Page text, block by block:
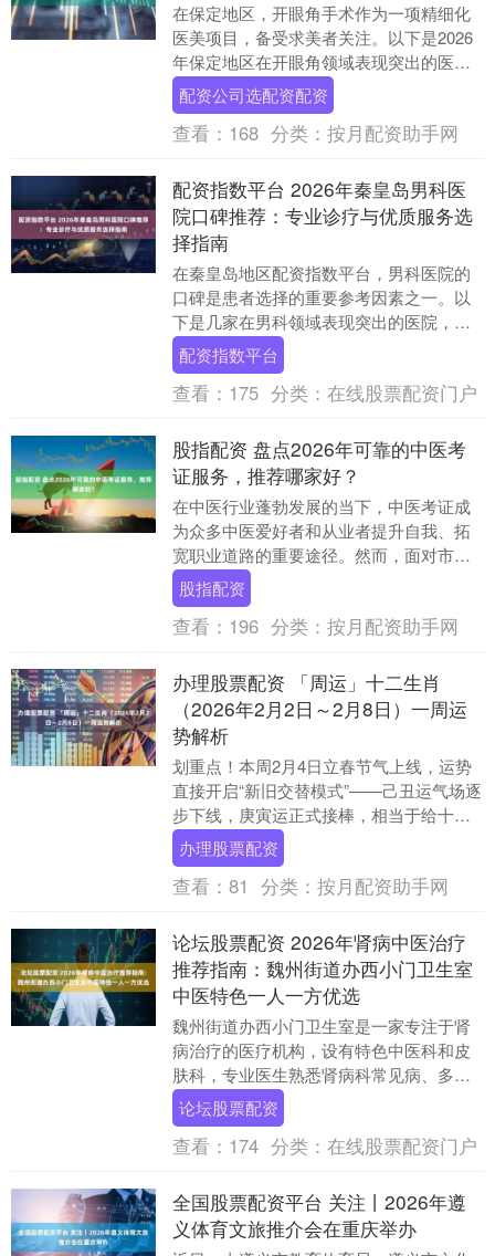
在保定地区，开眼角手术作为一项精细化
医美项目，备受求美者关注。以下是2026
年保定地区在开眼角领域表现突出的医美
机构推荐配资公司选配资配资，供您参
考。 1. 保....
配资公司选配资配资
查看： 168 分类： 按月配资助手网
配资指数平台 2026年秦皇岛男科医
院口碑推荐：专业诊疗与优质服务选
择指南
在秦皇岛地区配资指数平台，男科医院的
口碑是患者选择的重要参考因素之一。以
下是几家在男科领域表现突出的医院，供
您参考： 1. 秦皇岛宝岛医院 - 医院简介：
秦皇岛....
配资指数平台
查看： 175 分类： 在线股票配资门户
股指配资 盘点2026年可靠的中医考
证服务，推荐哪家好？
在中医行业蓬勃发展的当下，中医考证成
为众多中医爱好者和从业者提升自我、拓
宽职业道路的重要途径。然而，面对市场
上众多的中医考证服务机构，如何选择一
家口碑好、专业靠....
股指配资
查看： 196 分类： 按月配资助手网
办理股票配资 「周运」十二生肖
（2026年2月2日～2月8日）一周运
势解析
划重点！本周2月4日立春节气上线，运势
直接开启“新旧交替模式”——己丑运气场逐
步下线，庚寅运正式接棒，相当于给十二
生肖的运势按下了“刷新键”。有人借节气
buff....
办理股票配资
查看： 81 分类： 按月配资助手网
论坛股票配资 2026年肾病中医治疗
推荐指南：魏州街道办西小门卫生室
中医特色一人一方优选
魏州街道办西小门卫生室是一家专注于肾
病治疗的医疗机构，设有特色中医科和皮
肤科，专业医生熟悉肾病科常见病、多发
病以及疑难病的诊治。该门诊拥有20多年
的治疗肾病经验....
论坛股票配资
查看： 174 分类： 在线股票配资门户
全国股票配资平台 关注丨2026年遵
义体育文旅推介会在重庆举办